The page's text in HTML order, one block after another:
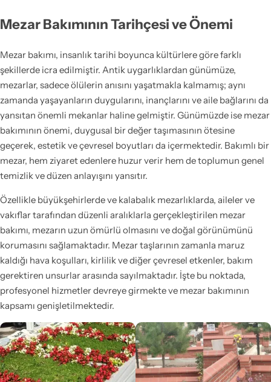
Mezar Bakımının Tarihçesi ve Önemi
Mezar bakımı, insanlık tarihi boyunca kültürlere göre farklı
şekillerde icra edilmiştir. Antik uygarlıklardan günümüze,
mezarlar, sadece ölülerin anısını yaşatmakla kalmamış; aynı
zamanda yaşayanların duygularını, inançlarını ve aile bağlarını da
yansıtan önemli mekanlar haline gelmiştir. Günümüzde ise mezar
bakımının önemi, duygusal bir değer taşımasının ötesine
geçerek, estetik ve çevresel boyutları da içermektedir. Bakımlı bir
mezar, hem ziyaret edenlere huzur verir hem de toplumun genel
temizlik ve düzen anlayışını yansıtır.
Özellikle büyükşehirlerde ve kalabalık mezarlıklarda, aileler ve
vakıflar tarafından düzenli aralıklarla gerçekleştirilen mezar
bakımı, mezarın uzun ömürlü olmasını ve doğal görünümünü
korumasını sağlamaktadır. Mezar taşlarının zamanla maruz
kaldığı hava koşulları, kirlilik ve diğer çevresel etkenler, bakım
gerektiren unsurlar arasında sayılmaktadır. İşte bu noktada,
profesyonel hizmetler devreye girmekte ve mezar bakımının
kapsamı genişletilmektedir.